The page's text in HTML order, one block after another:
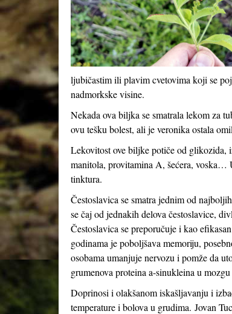
ljubičastim ili plavim cvetovima koji se
nadmorkske visine.
Nekada ova biljka se smatrala lekom za
ovu tešku bolest, ali je veronika ostala
Lekovitost ove biljke potiče od glikozida,
manitola, provitamina A, šećera, voska…
tinktura.
Čestoslavica se smatra jednim od
se čaj od jednakih delova čestoslavice,
Čestoslavica se preporučuje i kao
godinama je poboljšava memoriju,
osobama umanjuje nervozu i pomže da
grumenova proteina a-sinukleina u
Doprinosi i olakšanom iskašljavanju i
temperature i bolova u grudima. Jovan